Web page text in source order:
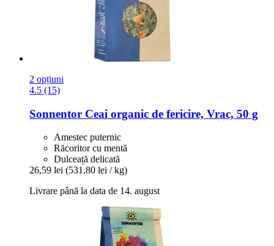
2 opțiuni
4.5 (15)
Sonnentor Ceai organic de fericire, Vrac, 50 g
Amestec puternic
Răcoritor cu mentă
Dulceață delicată
26,59 lei (531,80 lei / kg)
Livrare până la data de 14. august